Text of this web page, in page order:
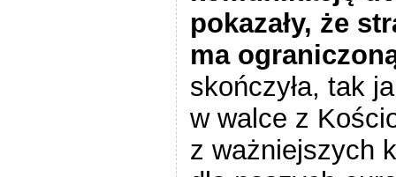
pokazały, że
ma
skończyła, tak
w walce z
z ważniejszych